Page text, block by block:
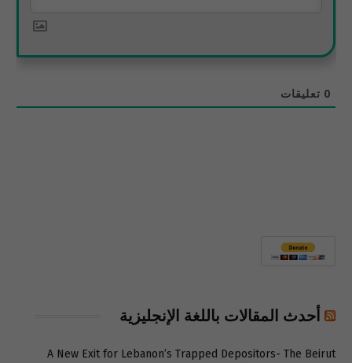
0 تعليقات
أحدث المقالات باللغة الإنجليزية
A New Exit for Lebanon’s Trapped Depositors- The Beirut